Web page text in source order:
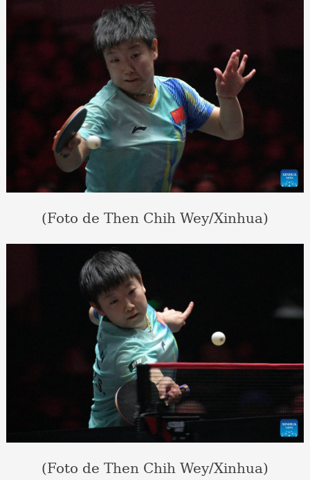
(Foto de Then Chih Wey/Xinhua)
(Foto de Then Chih Wey/Xinhua)